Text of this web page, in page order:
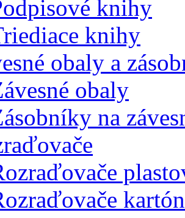
knihy
knihy
obaly a
obaly
na